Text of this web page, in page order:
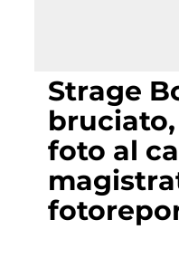
Strage
foto al